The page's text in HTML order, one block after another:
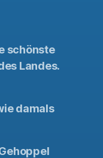
schönste
Landes.
damals